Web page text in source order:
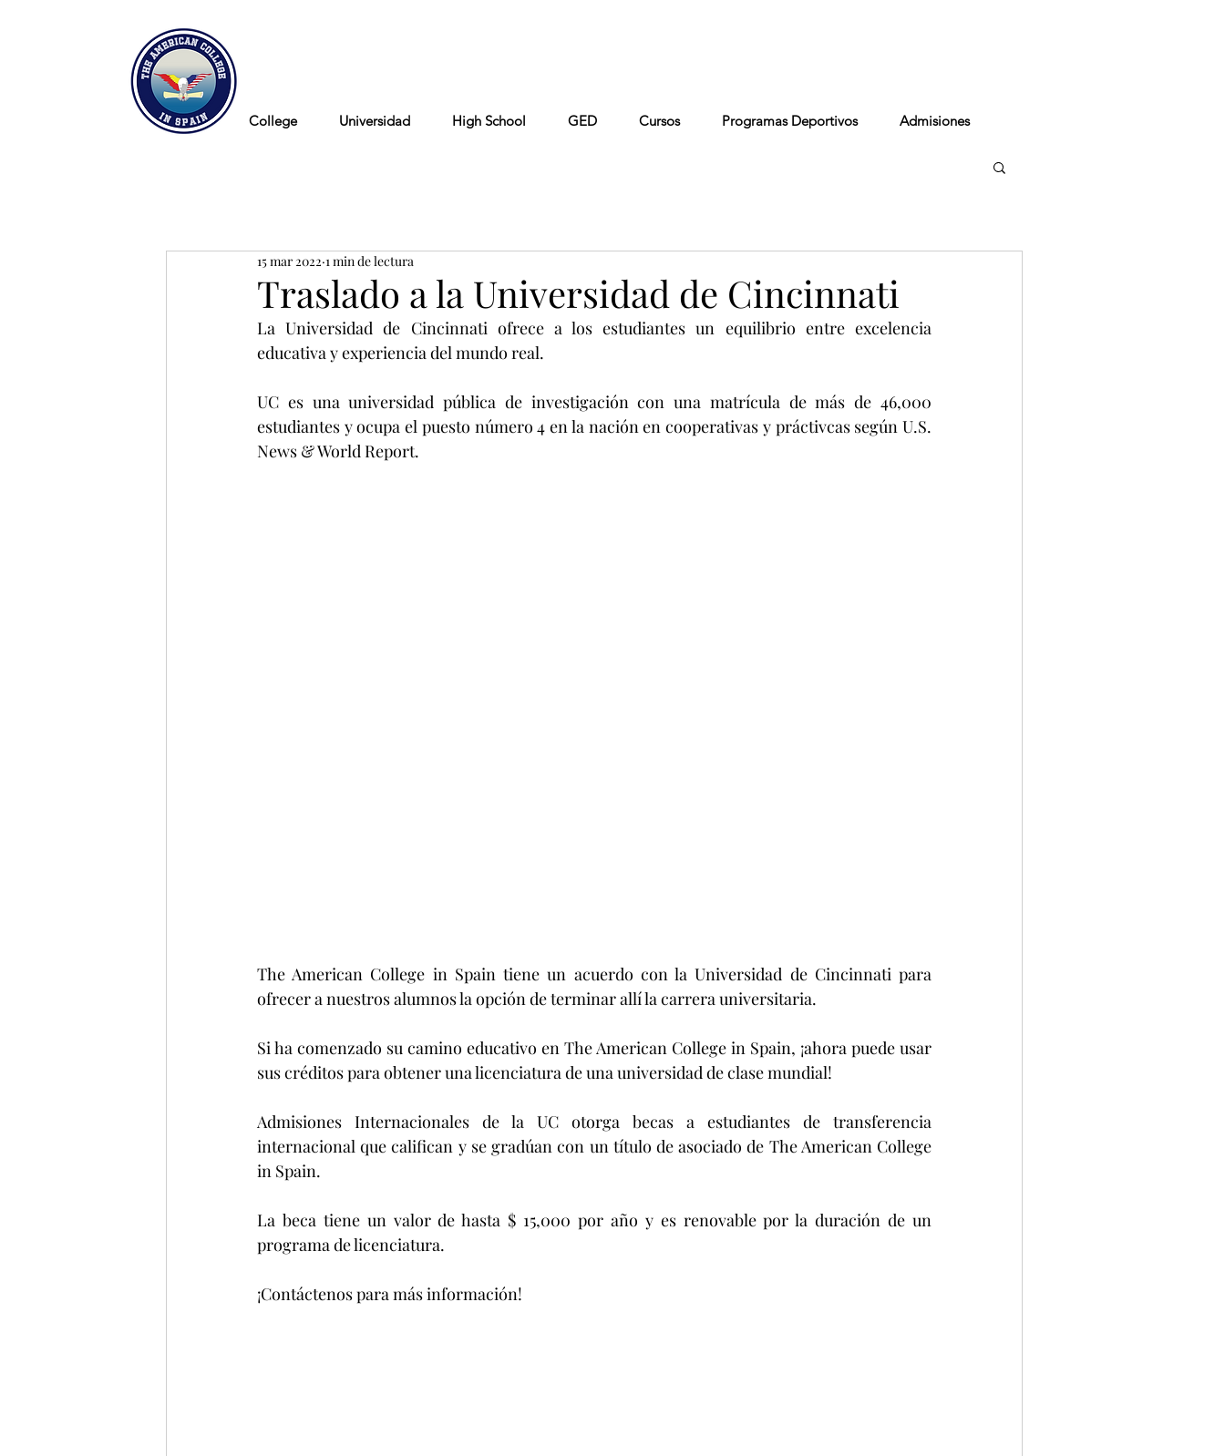
College Universidad High School GED Cursos Programas Deportivos Admisiones
Traslado a la Universidad de Cincinnati
15 mar 2022 1 min de lectura
La Universidad de Cincinnati ofrece a los estudiantes un equilibrio entre excelencia
educativa y experiencia del mundo real.
UC es una universidad pública de investigación con una matrícula de más de 46,000
estudiantes y ocupa el puesto número 4 en la nación en cooperativas y práctivcas según U.S.
News & World Report.
The American College in Spain tiene un acuerdo con la Universidad de Cincinnati para
ofrecer a nuestros alumnos la opción de terminar allí la carrera universitaria.
Si ha comenzado su camino educativo en The American College in Spain, ¡ahora puede usar
sus créditos para obtener una licenciatura de una universidad de clase mundial!
Admisiones Internacionales de la UC otorga becas a estudiantes de transferencia
internacional que califican y se gradúan con un título de asociado de The American College
in Spain.
La beca tiene un valor de hasta $ 15,000 por año y es renovable por la duración de un
programa de licenciatura.
¡Contáctenos para más información!